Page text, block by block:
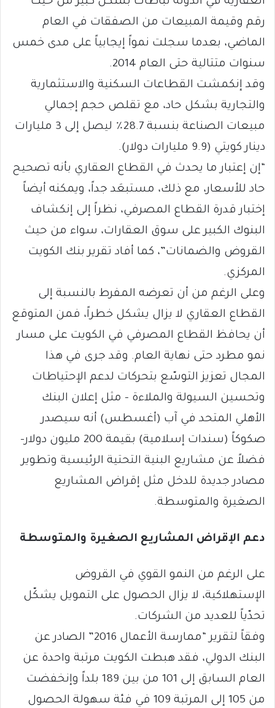
رقم وقيمة المبيعات من الصفقات في العام
الماضي، بعدما سجلت نمواً إيجابياً على مدى خمس
سنوات متتالية حتى العام 2014.
وقد إنكمشت القطاعات السكنية والاستثمارية
والتجارية بشكل حاد، مع تقلص حجم إجمالي
مبيعات الصناعة بنسبة 28.7٪ ليصل إلى 3 مليارات
دينار كويتي (9.9 مليارات دولار).
“إن إعتبار ما يحدث في القطاع العقاري بأنه تصحيح
حاد للأسعار، مع ذلك، مستبعَد جداً، ويمكنه أيضاً
إختبار قدرة القطاع المصرفي، نظراً إلى إنكشاف
البنوك الكبير على سوق العقارات، سواء من حيث
القروض والضمانات”، كما أفاد تقرير بنك الكويت
المركزي.
وعلى الرغم من أن تعرضه المفرط بالنسبة إلى
القطاع العقاري لا يزال يشكل خطراً، فمن المتوقع
أن يحافظ القطاع المصرفي في الكويت على مسار
نمو مطرد حتى نهاية العام. وقد جرى في هذا
المجال تعزيز التوسّع بتحركات لدعم الإحتياطات
وتحسين السيولة والملاءة – مثل إعلان البنك
الأهلي المتحد في آب (أغسطس) أنه سيصدر
صكوكاً (سندات إسلامية) بقيمة 200 مليون دولار-
فضلاً عن مشاريع البنية التحتية الرئيسية وتطوير
مصادر جديدة للدخل مثل إقراض المشاريع
الصغيرة والمتوسطة.
دعم الإقراض المشاريع الصغيرة والمتوسطة
على الرغم من النمو القوي في القروض
الإستهلاكية، لا يزال الحصول على التمويل يشكّل
تحدّياً للعديد من الشركات.
وفقاً لتقرير “ممارسة الأعمال 2016” الصادر عن
البنك الدولي، فقد هبطت الكويت مرتبة واحدة عن
العام السابق إلى 101 من بين 189 بلداً وإنخفضت
من 105 إلى المرتبة 109 في فئة سهولة الحصول